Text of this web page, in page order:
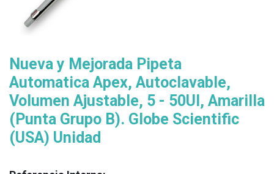
Nueva y Mejorada Pipeta
Automatica Apex, Autoclavable,
Volumen Ajustable, 5 - 50Ul, Amarilla
(Punta Grupo B). Globe Scientific
(USA) Unidad